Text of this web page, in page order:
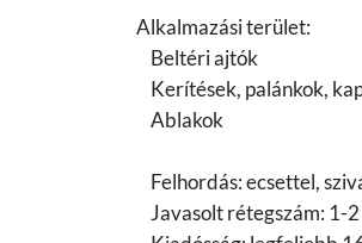
Alkalmazási terület:
Beltéri ajtók
Kerítések, palánkok,
Ablakok
Felhordás: ecsettel,
Javasolt rétegszám: 1-